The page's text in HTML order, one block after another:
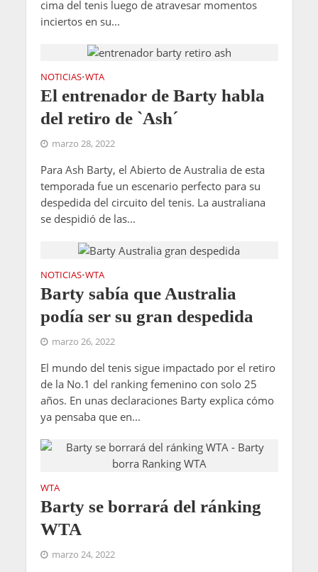
cima del tenis luego de atravesar momentos
inciertos en su...
NOTICIAS•WTA
El entrenador de Barty habla
del retiro de `Ash´
marzo 28, 2022
Para Ash Barty, el Abierto de Australia de esta
temporada fue un escenario perfecto para su
despedida del circuito del tenis. La australiana
se despidió de las...
NOTICIAS•WTA
Barty sabía que Australia
podía ser su gran despedida
marzo 26, 2022
El mundo del tenis sigue impactado por el retiro
de la No.1 del ranking femenino con solo 25
años. En unas declaraciones Barty explica cómo
ya pensaba que en...
WTA
Barty se borrará del ránking
WTA
marzo 24, 2022